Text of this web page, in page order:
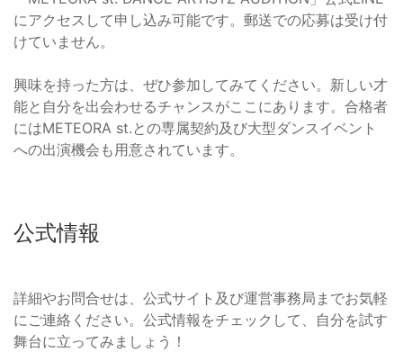
にアクセスして申し込み可能です。郵送での応募は受け付
けていません。
興味を持った方は、ぜひ参加してみてください。新しい才
能と自分を出会わせるチャンスがここにあります。合格者
にはMETEORA st.との専属契約及び大型ダンスイベント
への出演機会も用意されています。
公式情報
詳細やお問合せは、公式サイト及び運営事務局までお気軽
にご連絡ください。公式情報をチェックして、自分を試す
舞台に立ってみましょう！